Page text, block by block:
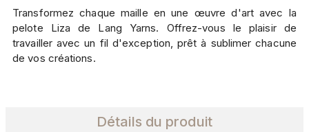
Transformez chaque maille en une œuvre d'art avec la
pelote Liza de Lang Yarns. Offrez-vous le plaisir de
travailler avec un fil d'exception, prêt à sublimer chacune
de vos créations.
Détails du produit